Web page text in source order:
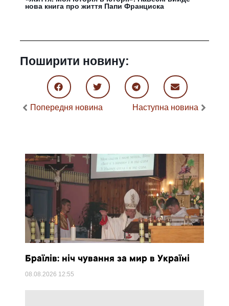
нова книга про життя Папи Франциска
Поширити новину:
Попередня новина Наступна новина
Браїлів: ніч чування за мир в Україні
08.08.2026 12:55